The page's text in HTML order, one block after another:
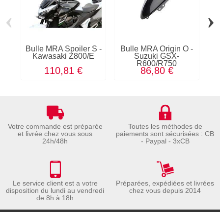
Bulle MRA Spoiler S -
Kawasaki Z800/E
110,81 €
Bulle MRA Origin O -
Suzuki GSX-
R600/R750
86,80 €
‹ ›
Votre commande est préparée
et livrée chez vous sous
24h/48h
Toutes les méthodes de
paiements sont sécurisées : CB
- Paypal - 3xCB
Le service client est a votre
disposition du lundi au vendredi
de 8h à 18h
Préparées, expédiées et livrées
chez vous depuis 2014